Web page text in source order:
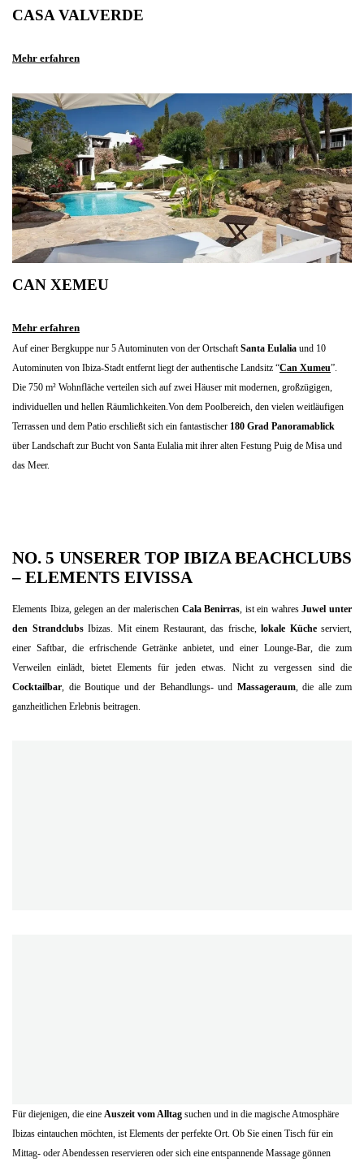
CASA VALVERDE
Mehr erfahren
CAN XEMEU
Mehr erfahren
Auf einer Bergkuppe nur 5 Autominuten von der OrtschaftSanta Eulalia und 10
Autominuten von Ibiza-Stadt entfernt liegt der authentische Landsitz “Can Xumeu”.
Die 750 m² Wohnfläche verteilen sich auf zwei Häuser mit modernen, großzügigen,
individuellen und hellen Räumlichkeiten.Von dem Poolbereich, den vielen weitläufigen
Terrassen und dem Patio erschließt sich ein fantastischer 180 Grad Panoramablick
über Landschaft zur Bucht von Santa Eulalia mit ihrer alten Festung Puig de Misa und
das Meer.
NO. 5 UNSERER TOP IBIZA BEACHCLUBS
– ELEMENTS EIVISSA
Elements Ibiza, gelegen an der malerischen Cala Benirras, ist ein wahresJuwel unter
den StrandclubsIbizas. Mit einem Restaurant, das frische, lokale Kücheserviert,
einer Saftbar, die erfrischende Getränke anbietet, und einer Lounge-Bar, die zum
Verweilen einlädt, bietet Elements für jeden etwas. Nicht zu vergessen sind die
Cocktailbar, die Boutique und der Behandlungs- und Massageraum, die alle zum
ganzheitlichen Erlebnis beitragen.
Für diejenigen, die eine Auszeit vom Alltag suchen und in die magische Atmosphäre
Ibizas eintauchen möchten, ist Elements der perfekte Ort. Ob Sie einen Tisch für ein
Mittag- oder Abendessen reservieren oder sich eine entspannende Massage gönnen